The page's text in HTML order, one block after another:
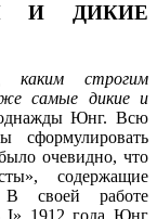
И ДИКИЕ
каким строгим
самые дикие и
Юнг. Всю
очевидно, что
содержащие
своей работе